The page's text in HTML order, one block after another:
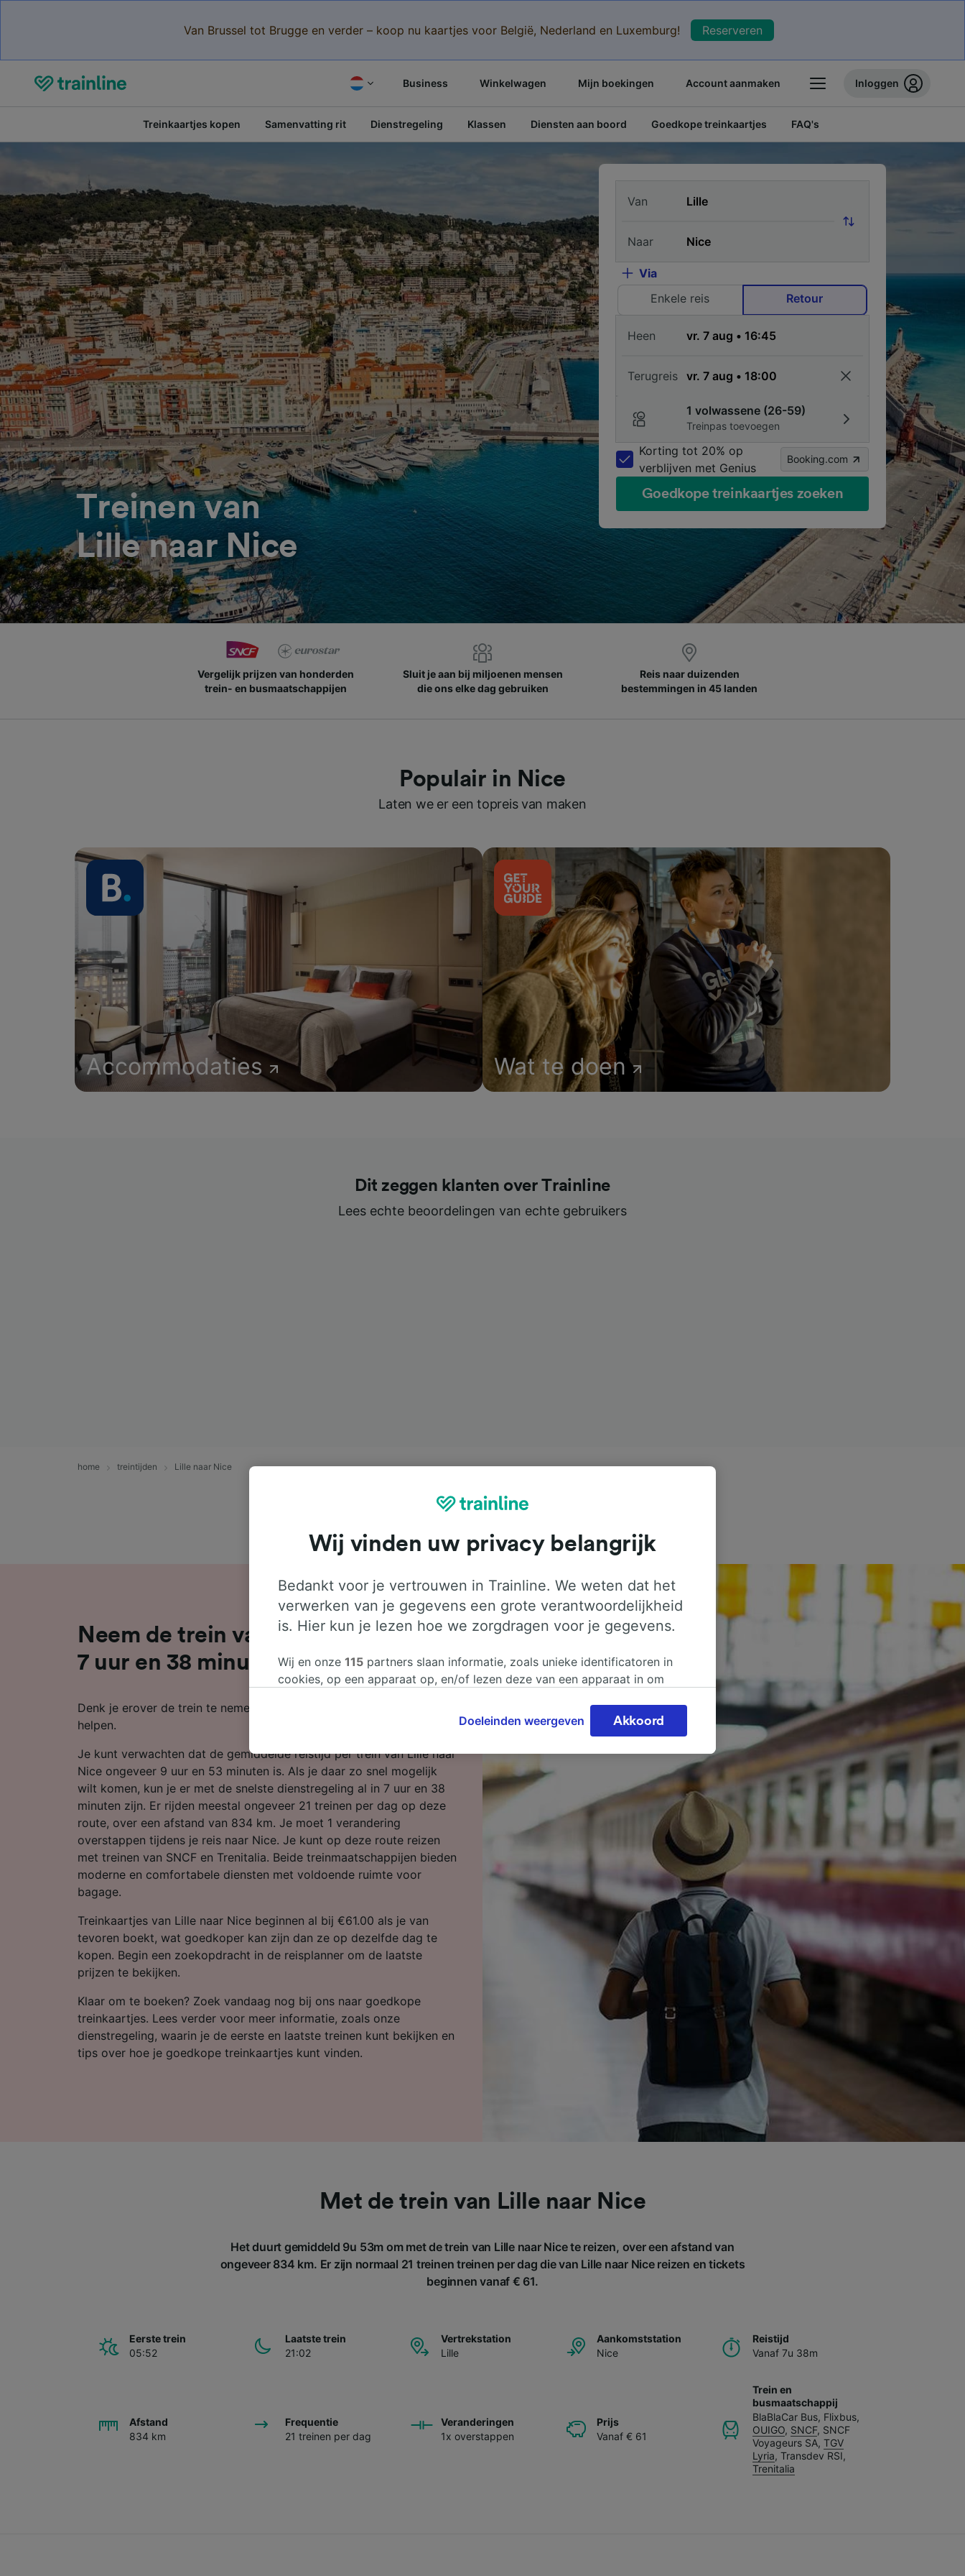
Van Brussel tot Brugge en verder – koop nu kaartjes voor België, Nederland en Luxemburg! Reserveren
Business Winkelwagen Mijn boekingen Account aanmaken Inloggen
Treinkaartjes kopen Samenvatting rit Dienstregeling Klassen Diensten aan boord Goedkope treinkaartjes FAQ's
Treinen van
Lille naar Nice
Van
Naar
Via
Enkele reis
Retour
Heen
Terugreis
1 volwassene (26-59)
Treinpas toevoegen
Korting tot 20% op
verblijven met Genius
Booking.com
Goedkope treinkaartjes zoeken
Vergelijk prijzen van honderden
trein- en busmaatschappijen
Sluit je aan bij miljoenen mensen
die ons elke dag gebruiken
Reis naar duizenden
bestemmingen in 45 landen
Populair in Nice
Laten we er een topreis van maken
Accommodaties Wat te doen
Dit zeggen klanten over Trainline
Lees echte beoordelingen van echte gebruikers
home treintijden Lille naar Nice
Neem de trein van Lille naar Nice in
7 uur en 38 minuten
Denk je erover de trein te nemen van Lille naar Nice? Wij kunnen je
helpen.
Je kunt verwachten dat de gemiddelde reistijd per trein van Lille naar
Nice ongeveer 9 uur en 53 minuten is. Als je daar zo snel mogelijk
wilt komen, kun je er met de snelste dienstregeling al in 7 uur en 38
minuten zijn. Er rijden meestal ongeveer 21 treinen per dag op deze
route, over een afstand van 834 km. Je moet 1 verandering
overstappen tijdens je reis naar Nice. Je kunt op deze route reizen
met treinen van SNCF en Trenitalia. Beide treinmaatschappijen bieden
moderne en comfortabele diensten met voldoende ruimte voor
bagage.
Treinkaartjes van Lille naar Nice beginnen al bij €61.00 als je van
tevoren boekt, wat goedkoper kan zijn dan ze op dezelfde dag te
kopen. Begin een zoekopdracht in de reisplanner om de laatste
prijzen te bekijken.
Klaar om te boeken? Zoek vandaag nog bij ons naar goedkope
treinkaartjes. Lees verder voor meer informatie, zoals onze
dienstregeling, waarin je de eerste en laatste treinen kunt bekijken en
tips over hoe je goedkope treinkaartjes kunt vinden.
Met de trein van Lille naar Nice
Het duurt gemiddeld 9u 53m om met de trein van Lille naar Nice te reizen, over een afstand van
ongeveer 834 km. Er zijn normaal 21 treinen treinen per dag die van Lille naar Nice reizen en tickets
beginnen vanaf € 61.
Eerste trein
05:52
Laatste trein
21:02
Vertrekstation
Lille
Aankomststation
Nice
Reistijd
Vanaf 7u 38m
Afstand
834 km
Frequentie
21 treinen per dag
Veranderingen
1x overstappen
Prijs
Vanaf € 61
Trein en
busmaatschappij
BlaBlaCar Bus, Flixbus,
OUIGO, SNCF, SNCF
Voyageurs SA, TGV
Lyria, Transdev RSI,
Trenitalia
Wij vinden uw privacy belangrijk
Bedankt voor je vertrouwen in Trainline. We weten dat het
verwerken van je gegevens een grote verantwoordelijkheid
is. Hier kun je lezen hoe we zorgdragen voor je gegevens.
Wij en onze 115 partners slaan informatie, zoals unieke identificatoren in
cookies, op een apparaat op, en/of lezen deze van een apparaat in om
wijzigen door hieronder te klikken. Daaronder valt ook je recht om
bezwaar te maken in alle gevallen dat er voor de verwerking een beroep
elk moment wijzigen op de pagina met onze privacyverklaring. Deze
keuzes worden aan onze partners doorgegeven en hebben geen invloed
op browsegegevens. Je gegevens worden niet gebruikt voor tracking als
je ons hebt gevraagd om je niet te volgen.
Wij en onze partners verwerken gegevens voor de volgende doeleinden:
Precieze geolocatiegegevens gebruiken. De apparaatkenmerken actief
scannen ter identificatie. Informatie op een apparaat opslaan en/of
openen. Gepersonaliseerde advertenties en content, advertentie- en
contentmetingen, doelgroepenonderzoek en ontwikkeling van diensten.
Partnerlijst (derden)
Doeleinden weergeven Akkoord